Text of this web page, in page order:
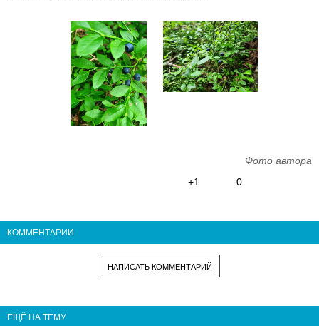
Фото автора
+1
0
КОММЕНТАРИИ
НАПИСАТЬ КОММЕНТАРИЙ
ЕЩЁ НА ТЕМУ